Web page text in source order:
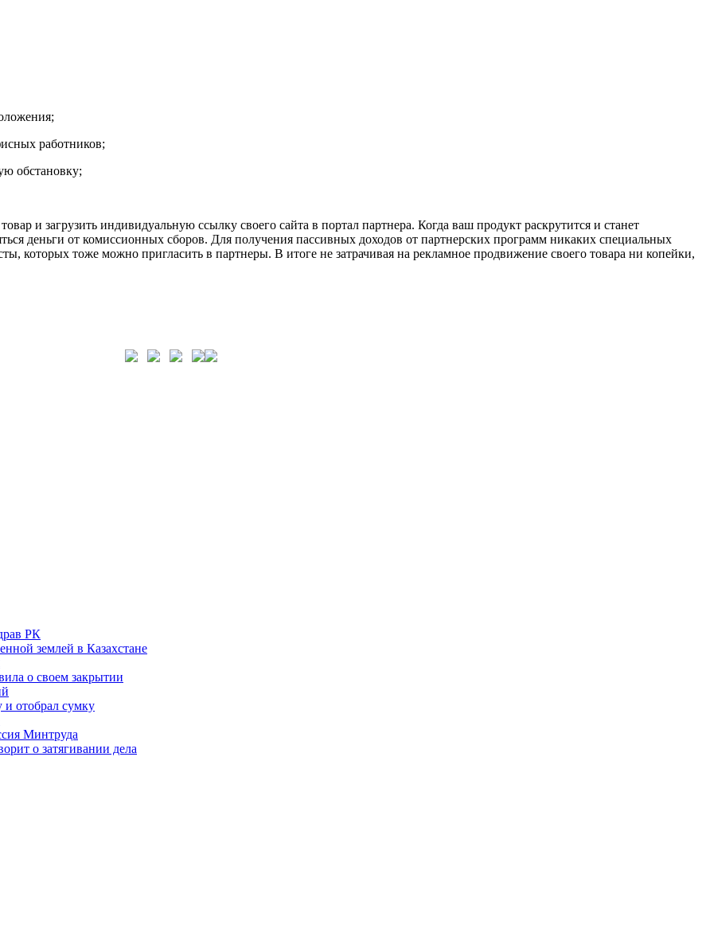
работников;
обстановку;
и загрузить индивидуальную ссылку своего сайта в портал партнера. Когда ваш продукт раскрутится и станет
деньги от комиссионных сборов. Для получения пассивных доходов от партнерских программ никаких специальных
которых тоже можно пригласить в партнеры. В итоге не затрачивая на рекламное продвижение своего товара ни копейки,
РК
землей в Казахстане
о своем закрытии
и отобрал сумку
Минтруда
о затягивании дела